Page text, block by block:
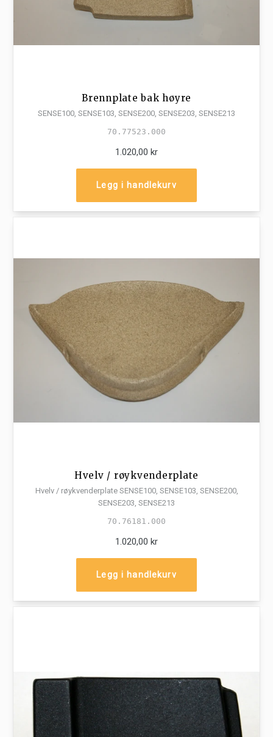
Brennplate bak høyre
SENSE100, SENSE103, SENSE200, SENSE203, SENSE213
70.77523.000
1.020,00 kr
Legg i handlekurv
Hvelv / røykvenderplate
Hvelv / røykvenderplate SENSE100, SENSE103, SENSE200,
SENSE203, SENSE213
70.76181.000
1.020,00 kr
Legg i handlekurv